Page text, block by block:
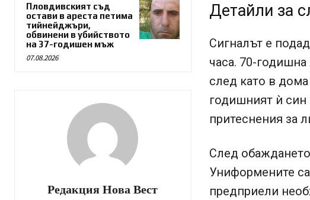
Пловдивският съд
остави в ареста петима
тийнейджъри,
обвинени в убийството
на 37-годишен мъж
07.08.2026
Редакция Нова Вест
Детайли за
Сигналът е
часа. 70-
след като в
годишният ѝ син
притеснения за
След
Униформените
предприели